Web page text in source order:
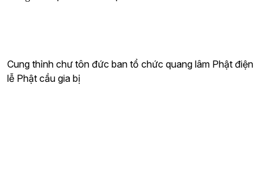
Cung thỉnh chư tôn đức ban tổ chức quang lâm Phật điện
lễ Phật cầu gia bị